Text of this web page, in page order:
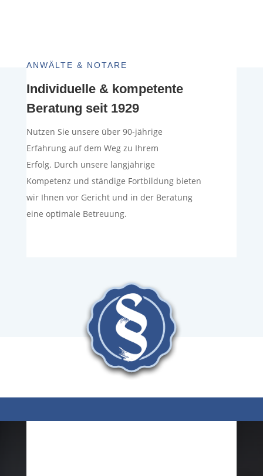
ANWÄLTE & NOTARE
Individuelle & kompetente
Beratung seit 1929
Nutzen Sie unsere über 90-jährige
Erfahrung auf dem Weg zu Ihrem
Erfolg. Durch unsere langjährige
Kompetenz und ständige Fortbildung bieten
wir Ihnen vor Gericht und in der Beratung
eine optimale Betreuung.